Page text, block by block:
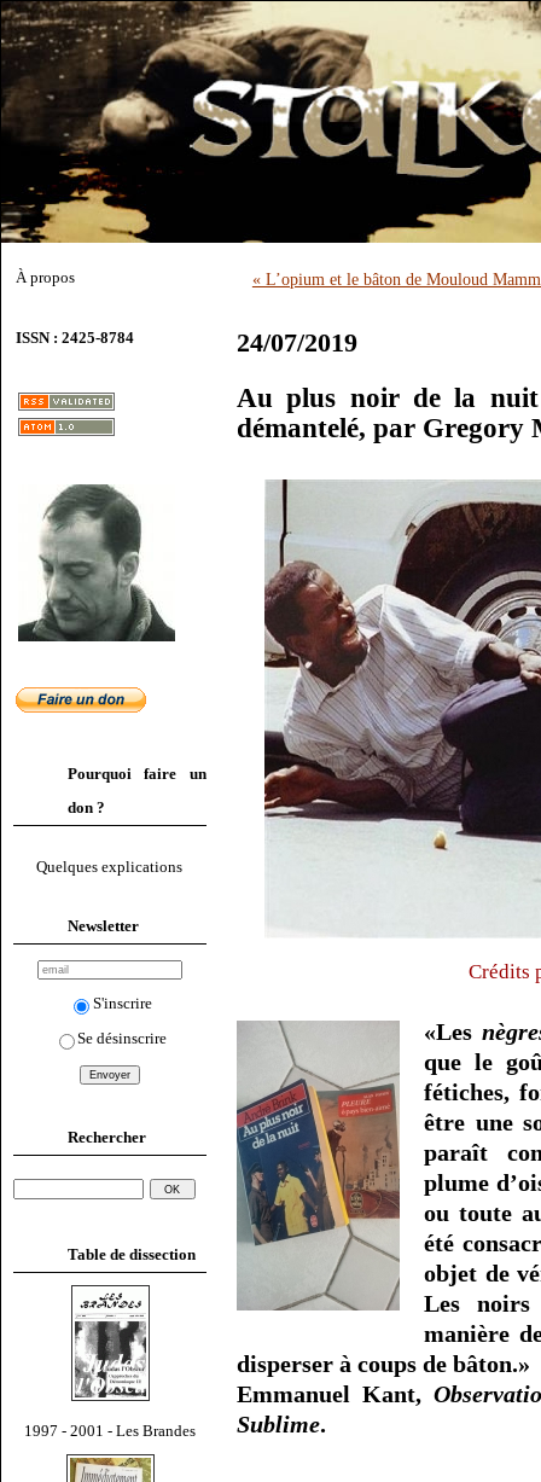
À propos
ISSN : 2425-8784
Pourquoi faire un
don ?
Quelques explications
Newsletter
S'inscrire
Se désinscrire
Rechercher
Table de dissection
1997 - 2001 - Les Brandes
« L’opium et le bâton de Mouloud
24/07/2019
Au plus noir de la
démantelé, par Gregory
Crédits
«Les
que le
fétiches,
être une
paraît
plume
ou toute
été
objet de
Les noirs
manière
disperser à coups de bâton.»
Emmanuel Kant,
Sublime.